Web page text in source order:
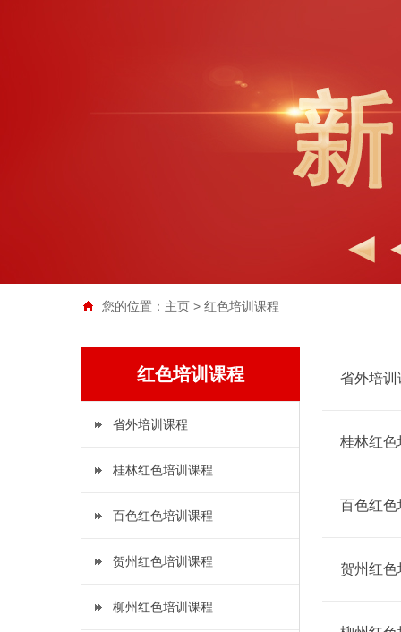
您的位置： 主页 > 红色培训课程
红色培训课程
省外培训课程
桂林红色培训课程
百色红色培训课程
贺州红色培训课程
柳州红色培训课程
省外培训
桂林红色
百色红色
贺州红色